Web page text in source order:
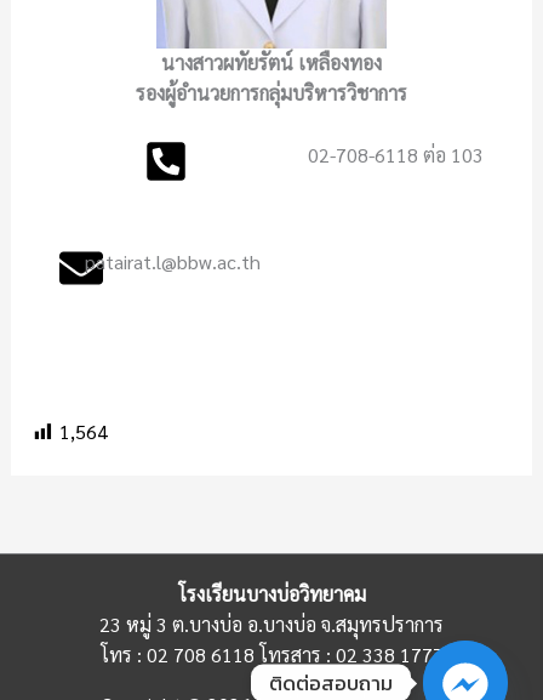
นางสาวผทัยรัตน์ เหลืองทอง
รองผู้อำนวยการกลุ่มบริหารวิชาการ
02-708-6118 ต่อ 103
patairat.l@bbw.ac.th
1,564
โรงเรียนบางบ่อวิทยาคม
23 หมู่ 3 ต.บางบ่อ อ.บางบ่อ จ.สมุทรปราการ
โทร : 02 708 6118 โทรสาร : 02 338 1777
ติดต่อสอบถาม